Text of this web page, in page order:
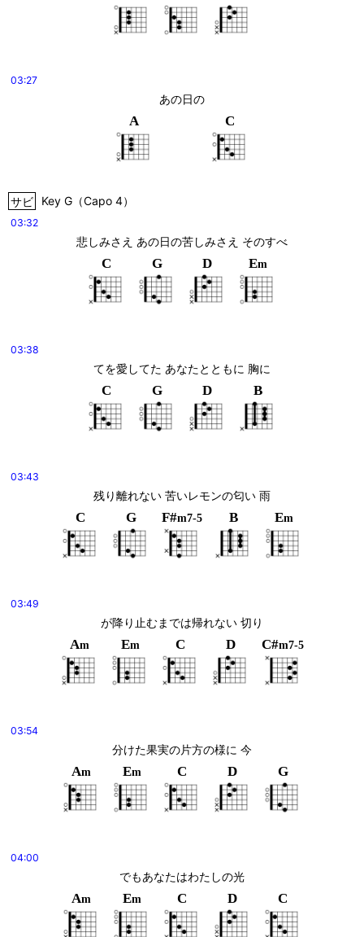
03:27
あの日の
A C
サビ Key G（Capo 4）
03:32
悲しみさえ あの日の苦しみさえ そのすべ
C G D Em
03:38
てを愛してた あなたとともに 胸に
C G D B
03:43
残り離れない 苦いレモンの匂い 雨
C G F#m7-5 B Em
03:49
が降り止むまでは帰れない 切り
Am Em C D C#m7-5
03:54
分けた果実の片方の様に 今
Am Em C D G
04:00
でもあなたはわたしの光
Am Em C D C